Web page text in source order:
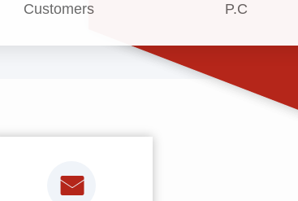
Customers P.C